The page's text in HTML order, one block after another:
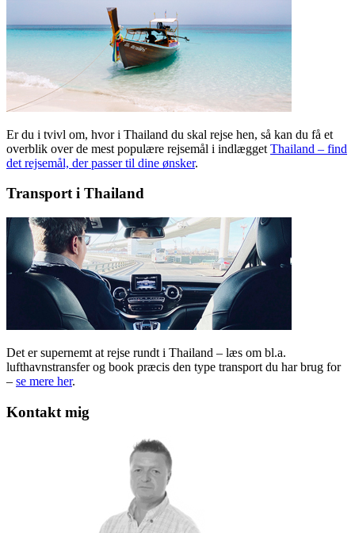
Er du i tvivl om, hvor i Thailand du skal rejse hen, så kan du få et
overblik over de mest populære rejsemål i indlægget Thailand – find
det rejsemål, der passer til dine ønsker.
Transport i Thailand
Det er supernemt at rejse rundt i Thailand – læs om bl.a.
lufthavnstransfer og book præcis den type transport du har brug for
– se mere her.
Kontakt mig